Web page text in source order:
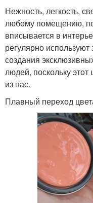
Нежность, легкость,
любому помещению,
вписывается в
регулярно
создания
людей, поскольку
из нас.
Плавный переход